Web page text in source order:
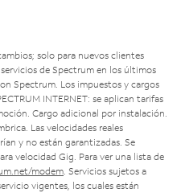
solo para nuevos clientes
de Spectrum en los últimos
Spectrum. Los impuestos y cargos
INTERNET: se aplican tarifas
Cargo adicional por instalación.
Las velocidades reales
y no están garantizadas. Se
velocidad Gig. Para ver una lista de
modem. Servicios sujetos a
vigentes, los cuales están